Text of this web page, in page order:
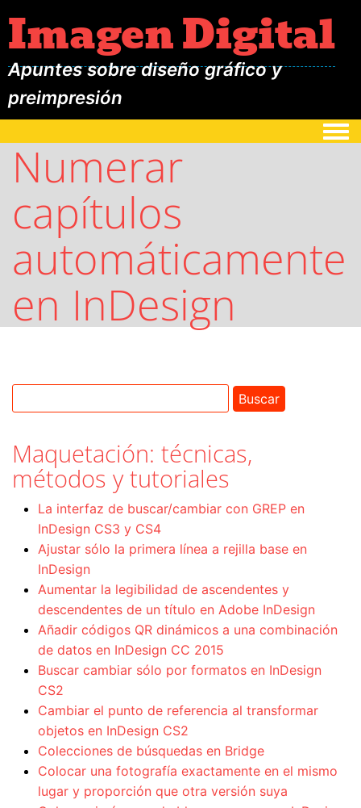
Imagen Digital
Apuntes sobre diseño gráfico y
preimpresión
Numerar
capítulos
automáticamente
en InDesign
Maquetación: técnicas,
métodos y tutoriales
La interfaz de buscar/cambiar con GREP en
InDesign CS3 y CS4
Ajustar sólo la primera línea a rejilla base en
InDesign
Aumentar la legibilidad de ascendentes y
descendentes de un título en Adobe InDesign
Añadir códigos QR dinámicos a una combinación
de datos en InDesign CC 2015
Buscar cambiar sólo por formatos en InDesign
CS2
Cambiar el punto de referencia al transformar
objetos en InDesign CS2
Colecciones de búsquedas en Bridge
Colocar una fotografía exactamente en el mismo
lugar y proporción que otra versión suya